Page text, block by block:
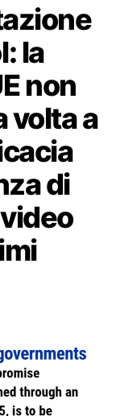
la
non
volta a
di